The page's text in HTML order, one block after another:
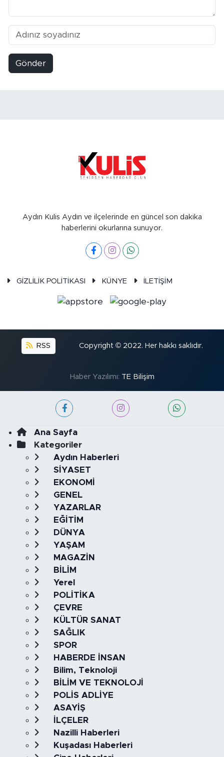
Gönder
Aydın Kulis Aydın ve ilçelerinde en güncel son dakika
haberlerini okurlarına sunuyor.
GİZLİLİK POLİTİKASI KÜNYE İLETİŞİM
RSS Copyright © 2022. Her hakkı saklıdır.
Haber Yazılımı: TE Bilişim
Ana Sayfa
Kategoriler
Aydın Haberleri
SİYASET
EKONOMİ
GENEL
YAZARLAR
EĞİTİM
DÜNYA
YAŞAM
MAGAZİN
BİLİM
Yerel
POLİTİKA
ÇEVRE
KÜLTÜR SANAT
SAĞLIK
SPOR
HABERDE İNSAN
Bilim, Teknoloji
BİLİM VE TEKNOLOJİ
POLİS ADLİYE
ASAYİŞ
İLÇELER
Nazilli Haberleri
Kuşadası Haberleri